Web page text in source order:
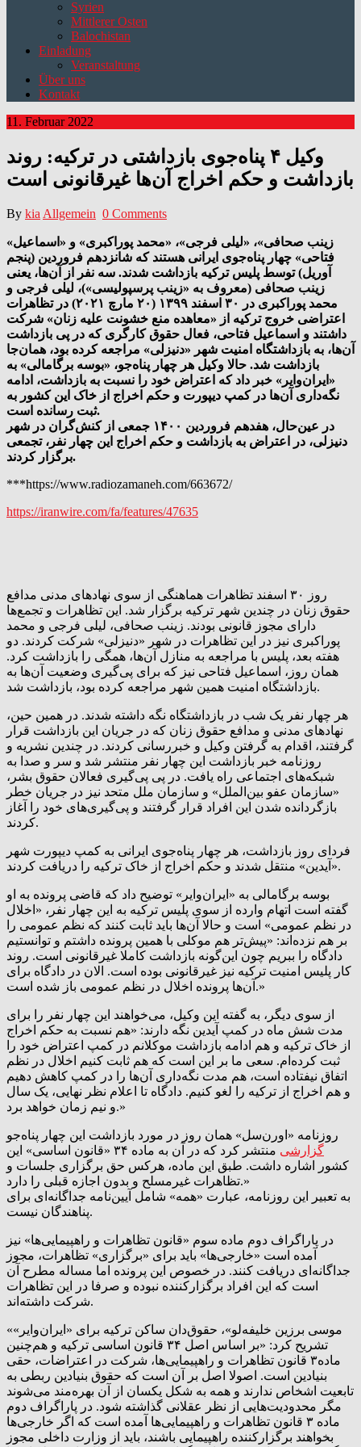
Syrien
Mittlerer Osten
Balochistan
Einladung
Veranstaltung
Über uns
Kontakt
11. Februar 2022
وکیل ۴ پناه‌جوی بازداشتی در ترکیه: روند
بازداشت و حکم اخراج آن‌ها غیرقانونی است
By kia Allgemein 0 Comments
«زینب صحافی»، «لیلی فرجی»، «محمد پوراکبری» و «اسماعیل‌
فتاحی» چهار پناه‌جوی ایرانی هستند که شانزدهم فروردین (پنجم
آوریل) توسط پلیس ترکیه بازداشت شدند. سه نفر از آن‌ها، یعنی
زینب صحافی (معروف به «زینب پرسپولیسی»)، لیلی فرجی و
محمد پوراکبری در ۳۰ اسفند ۱۳۹۹ (۲۰ مارچ ۲۰۲۱) در تظاهرات
اعتراضی خروج ترکیه از «معاهده منع خشونت علیه زنان» شرکت
داشتند و اسماعیل فتاحی، فعال حقوق کارگری که در پی بازداشت
آن‌ها، به بازداشتگاه امنیت شهر «دنیزلی» مراجعه کرده بود، همان‌جا
بازداشت شد. حالا وکیل هر چهار پناه‌جو، «بوسه برگامالی» به
«ایران‌وایر» خبر داد که اعتراض خود را نسبت به بازداشت، ادامه
نگه‌داری آن‌‌ها در کمپ دیپورت و حکم اخراج از خاک این کشور به
ثبت رسانده است.
در عین‌حال، هفدهم فروردین ۱۴۰۰ جمعی از کنش‌گران در شهر
دنیزلی، در اعتراض به بازداشت و حکم اخراج این چهار نفر، تجمعی
برگزار کردند.
***https://www.radiozamaneh.com/663672/
https://iranwire.com/fa/features/47635
روز ۳۰ اسفند تظاهرات هماهنگی از سوی نهادهای مدنی مدافع
حقوق زنان در چندین شهر ترکیه برگزار شد. این تظاهرات و تجمع‌ها
دارای مجوز قانونی بودند. زینب صحافی،‌ لیلی فرجی و محمد
پوراکبری نیز در این تظاهرات در شهر «دنیزلی» شرکت کردند. دو
هفته بعد، پلیس با مراجعه به منازل آن‌ها، همگی را بازداشت کرد.
همان روز، اسماعیل فتاحی نیز که برای پی‌گیری وضعیت آن‌ها به
بازداشتگاه امنیت همین شهر مراجعه کرده بود، بازداشت شد.
هر چهار نفر یک شب در بازداشتگاه نگه داشته شدند. در همین حین،
نهادهای مدنی و مدافع حقوق زنان که در جریان این بازداشت قرار
گرفتند، اقدام به گرفتن وکیل و خبررسانی کردند. در چندین نشریه و
روزنامه‌ خبر بازداشت این چهار نفر منتشر شد و سر و صدا به
شبکه‌های اجتماعی راه یافت. در پی پی‌گیری فعالان حقوق بشر،
«سازمان عفو بین‌الملل» و سازمان ملل متحد نیز در جریان خطر
بازگردانده شدن این افراد قرار گرفتند و پی‌گیری‌های خود را آغاز
کردند.
فردای روز بازداشت، هر چهار پناه‌جوی ایرانی به کمپ دیپورت شهر
«آیدین» منتقل شدند و حکم اخراج از خاک ترکیه را دریافت کردند.
بوسه برگامالی به «ایران‌وایر» توضیح داد که قاضی پرونده به او
گفته است اتهام وارده از سوی پلیس ترکیه به این چهار نفر، «اخلال
در نظم عمومی» است و حالا آن‌ها باید ثابت کنند که نظم عمومی را
بر هم نزده‌اند: «پیش‌تر هم موکلی با همین پرونده داشتم و توانستیم
دادگاه را ببریم چون این‌گونه بازداشت کاملا غیرقانونی است. روند
کار پلیس امنیت ترکیه نیز غیرقانونی بوده است. الان در دادگاه برای
آن‌ها پرونده اخلال در نظم عمومی باز شده است.»
از سوی دیگر، به گفته این وکیل، می‌خواهند این چهار نفر را برای
مدت شش ماه در کمپ آیدین نگه دارند: «هم نسبت به حکم اخراج
از خاک ترکیه و هم ادامه بازداشت موکلانم در کمپ اعتراض خود را
ثبت کرده‌ام. سعی ما بر این است که هم ثابت کنیم اخلال در نظم
اتفاق نیفتاده است، هم مدت نگه‌داری آن‌ها را در کمپ کاهش دهیم
و هم اخراج از ترکیه را لغو کنیم. دادگاه تا اعلام نظر نهایی، یک سال
و نیم زمان خواهد برد.»
روزنامه «اورن‌سل» همان روز در مورد بازداشت این چهار پناه‌جو
گزارشی
منتشر کرد که در آن به ماده ۳۴ «قانون اساسی» این
کشور اشاره داشت. طبق این ماده، هرکس حق برگزاری جلسات و
تظاهرات غیرمسلح و بدون اجازه قبلی را دارد.»
به تعبیر این روزنامه، عبارت «همه» شامل آیین‌نامه جداگانه‌ای برای
پناهندگان نیست.
در پاراگراف دوم ماده سوم «قانون تظاهرات و راهپیمایی‌ها» نیز
آمده است «خارجی‌ها» باید برای «برگزاری»‌ تظاهرات، مجوز
جداگانه‌ای دریافت کنند. در خصوص این پرونده اما مساله مطرح آن
است که این افراد برگزارکننده نبوده و صرفا در این تظاهرات
شرکت داشته‌اند.
«موسی برزین خلیفه‌لو»، حقوق‌دان ساکن ترکیه برای «ایران‌وایر»
تشریح کرد: «بر اساس اصل ۳۴ قانون اساسی ترکیه و هم‌چنین
ماده۳ قانون تظاهرات و راهپیمایی‌ها، شرکت در اعتراضات، حقی
بنیادین است. اصولا اصل بر آن است که حقوق بنیادین ربطی به
تابعیت اشخاص ندارند و همه به شکل یکسان از آن بهره‌مند می‌شوند
مگر محدودیت‌هایی از نظر عقلانی گذاشته شود. در پاراگراف دوم
ماده ۳ قانون تظاهرات و راهپیمایی‌ها آمده است که اگر خارجی‌ها
بخواهند برگزارکننده راهپیمایی باشند، باید از وزارت داخلی مجوز